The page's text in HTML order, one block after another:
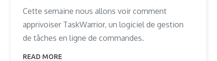
Cette semaine nous allons voir comment
apprivoiser TaskWarrior, un logiciel de gestion
de tâches en ligne de commandes.
READ MORE